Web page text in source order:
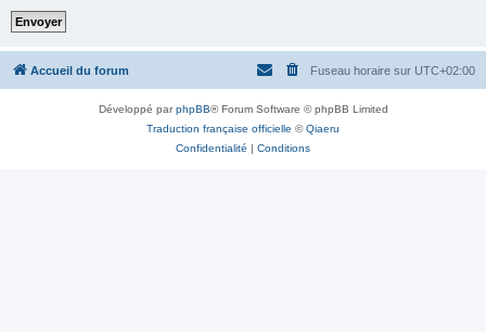
Accueil du forum Fuseau horaire sur UTC+02:00
Développé parphpBB® Forum Software © phpBB Limited
Traduction française officielle ©Qiaeru
Confidentialité | Conditions